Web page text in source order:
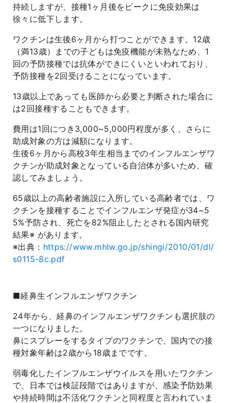
持続しますが、接種1ヶ月後をピークに免疫効果は
徐々に低下します。
ワクチンは生後6ヶ月から打つことができます。12歳
（満13歳）までの子どもは免疫機能が未熟なため、1
回の予防接種では抗体ができにくいといわれており、
予防接種を2回受けることになっています。
13歳以上であっても医師から必要と判断された場合に
は2回接種することもできます。
費用は1回につき3,000~5,000円程度が多く、さらに
助成対象の方は減額になります。
生後6ヶ月から高校3年生相当までのインフルエンザワ
クチンが助成対象となっている自治体が多いため、確
認してみましょう。
65歳以上の高齢者施設に入所している高齢者では、ワ
クチンを接種することでインフルエンザ発症が34~5
5%予防され、死亡を82%阻止したとされる国内研究
結果※ があります。
※出典： https://www.mhlw.go.jp/shingi/2010/01/dl/
s0115-8c.pdf
■経鼻生インフルエンザワクチン
24年から、経鼻のインフルエンザワクチンも選択肢の
一つになりました。
鼻にスプレーをするタイプのワクチンで、国内での接
種対象年齢は2歳から18歳までです。
弱毒化したインフルエンザウイルスを用いたワクチン
で、日本では検証段階ではありますが、感染予防効果
や持続時間は不活化ワクチンと同程度と言われていま